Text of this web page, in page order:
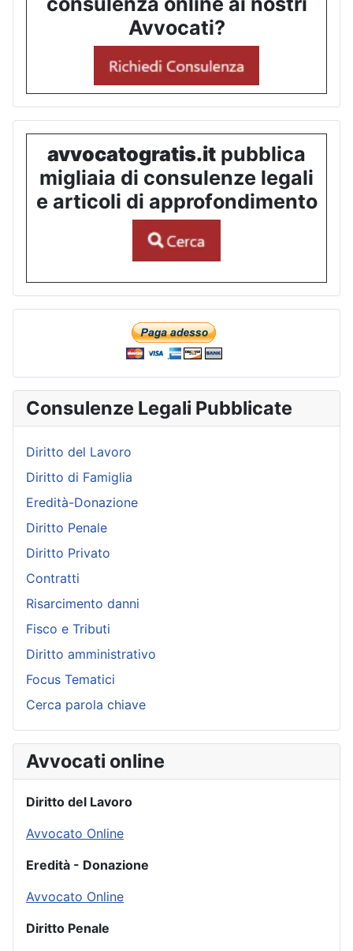
Avvocati?
avvocatogratis.it pubblica
migliaia di consulenze legali
e articoli di approfondimento
Consulenze Legali Pubblicate
Diritto del Lavoro
Diritto di Famiglia
Eredità-Donazione
Diritto Penale
Diritto Privato
Contratti
Risarcimento danni
Fisco e Tributi
Diritto amministrativo
Focus Tematici
Cerca parola chiave
Avvocati online
Diritto del Lavoro
Avvocato Online
Eredità - Donazione
Avvocato Online
Diritto Penale